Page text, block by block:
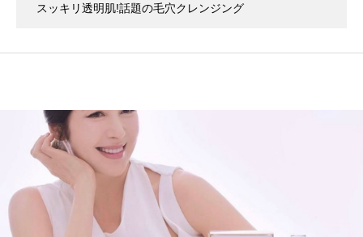
スッキリ透明肌!話題の毛穴クレンジング